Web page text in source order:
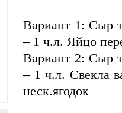
Вариант 1: Сыр
– 1 ч.л. Яйцо
Вариант 2: Сыр
– 1 ч.л. Свекла
неск.ягодок